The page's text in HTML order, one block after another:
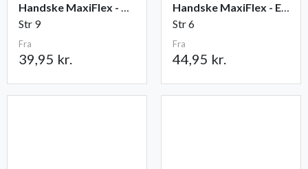
Handske MaxiFlex - Ultimate
Str 9
Fra
39,95 kr.
Handske MaxiFlex - Endurance
Str 6
Fra
44,95 kr.